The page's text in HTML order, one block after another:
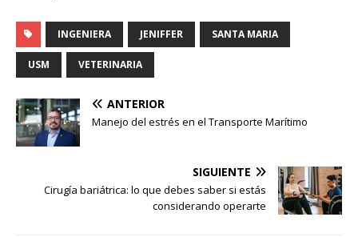
INGENIERA JENIFFER SANTA MARIA
USM VETERINARIA
ANTERIOR
Manejo del estrés en el Transporte Marítimo
SIGUIENTE
Cirugía bariátrica: lo que debes saber si estás
considerando operarte